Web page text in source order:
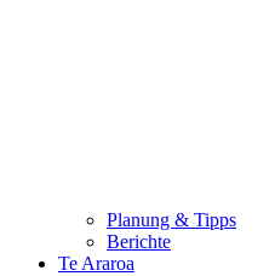
Planung & Tipps
Berichte
Te Araroa